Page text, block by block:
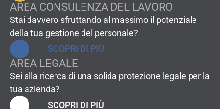
AREA CONSULENZA DEL LAVORO
Stai davvero sfruttando al massimo il potenziale
della tua gestione del personale?
SCOPRI DI PIÙ
AREA LEGALE
Sei alla ricerca di una solida protezione legale per la
tua azienda?
SCOPRI DI PIÙ